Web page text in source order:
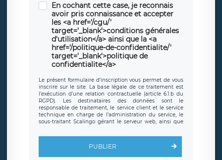
En cochant cette case, je reconnais
avoir pris connaissance et accepter
les <a href='/cgu/'
target='_blank'>conditions générales
d'utilisation</a> ainsi que la <a
href='/politique-de-confidentialite/'
target='_blank'>politique de
confidentialite</a>
Le présent formulaire d’inscription vous permet de vous
inscrire sur le site. La base légale de ce traitement est
l’exécution d’une relation contractuelle (article 6.1.b du
RGPD). Les destinataires des données sont le
responsable de traitement, le service client et le service
technique en charge de l’administration du service, le
sous-traitant Scalingo gérant le serveur web, ainsi que
toute personne légalement autorisée. Le formulaire
d’inscription est hébergé sur un serveur hébergé par
clauses de
protection conformes au RGPD
. Les données collectées
sont conservées jusqu’à ce que l’Internaute en sollicite la
PUBLIER